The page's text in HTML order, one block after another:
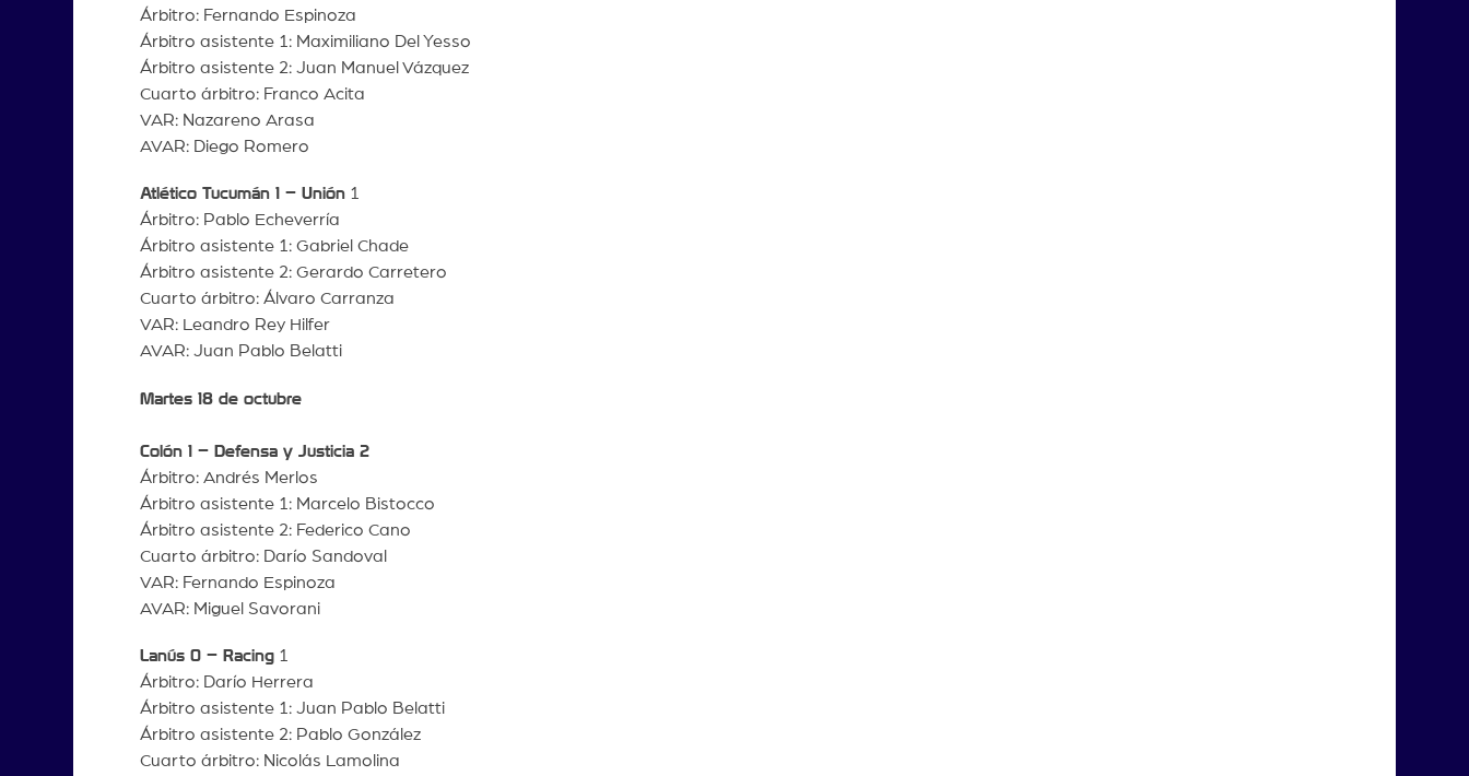
Árbitro: Fernando Espinoza
Árbitro asistente 1: Maximiliano Del Yesso
Árbitro asistente 2: Juan Manuel Vázquez
Cuarto árbitro: Franco Acita
VAR: Nazareno Arasa
AVAR: Diego Romero
Atlético Tucumán 1 – Unión1
Árbitro: Pablo Echeverría
Árbitro asistente 1: Gabriel Chade
Árbitro asistente 2: Gerardo Carretero
Cuarto árbitro: Álvaro Carranza
VAR: Leandro Rey Hilfer
AVAR: Juan Pablo Belatti
Martes 18 de octubre
Colón 1 – Defensa y Justicia 2
Árbitro: Andrés Merlos
Árbitro asistente 1: Marcelo Bistocco
Árbitro asistente 2: Federico Cano
Cuarto árbitro: Darío Sandoval
VAR: Fernando Espinoza
AVAR: Miguel Savorani
Lanús 0 – Racing1
Árbitro: Darío Herrera
Árbitro asistente 1: Juan Pablo Belatti
Árbitro asistente 2: Pablo González
Cuarto árbitro: Nicolás Lamolina